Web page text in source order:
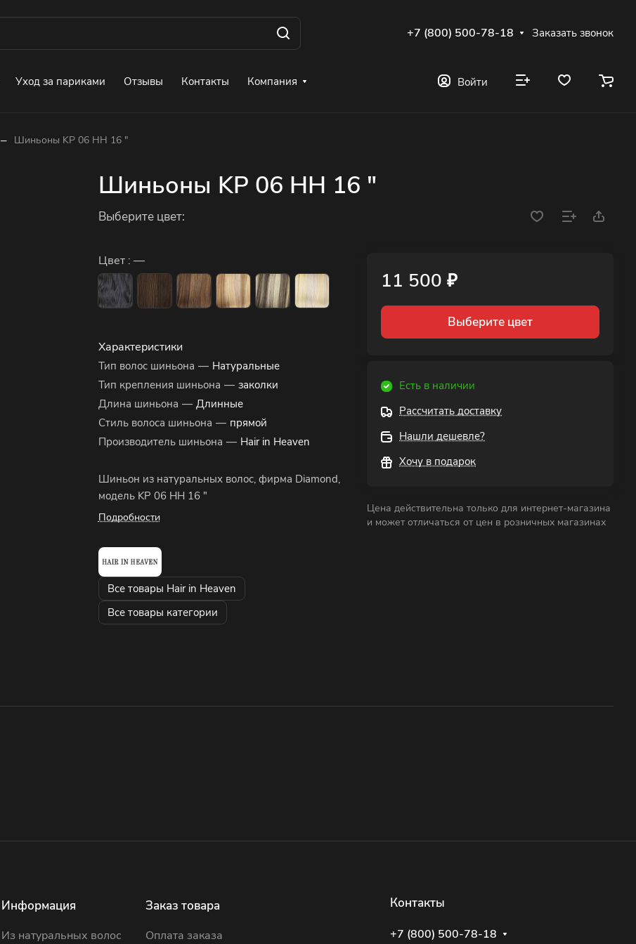
+7 (800) 500-78-18 Заказать звонок
Уход за париками Отзывы Контакты Компания Войти
– Шиньоны KP 06 HH 16 "
Шиньоны KP 06 HH 16 "
Выберите цвет:
Цвет : —
Характеристики
Тип волос шиньона — Натуральные
Тип крепления шиньона — заколки
Длина шиньона — Длинные
Стиль волоса шиньона — прямой
Производитель шиньона — Hair in Heaven
Шиньон из натуральных волос, фирма Diamond,
модель KP 06 HH 16 "
Подробности
Все товары Hair in Heaven
Все товары категории
11 500 ₽
Выберите цвет
Есть в наличии
Рассчитать доставку
Нашли дешевле?
Хочу в подарок
Цена действительна только для интернет-магазина
и может отличаться от цен в розничных магазинах
Информация
Из натуральных волос
Заказ товара
Оплата заказа
Контакты
+7 (800) 500-78-18